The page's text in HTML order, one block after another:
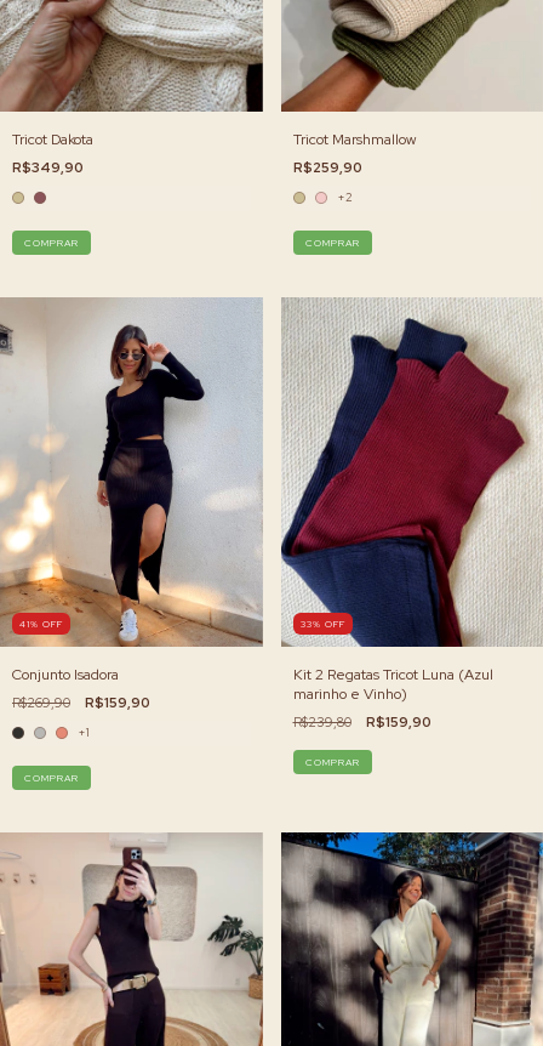
Tricot Dakota
R$349,90
COMPRAR
Tricot Marshmallow
R$259,90
+2
COMPRAR
41% OFF
Conjunto Isadora
R$269,90 R$159,90
+1
COMPRAR
33% OFF
Kit 2 Regatas Tricot Luna (Azul
marinho e Vinho)
R$239,80 R$159,90